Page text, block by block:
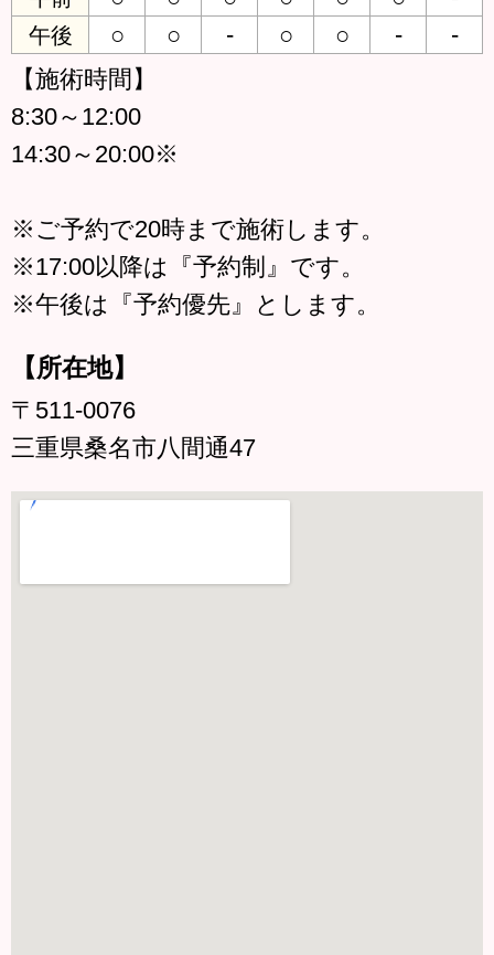
午後 ○ ○ - ○ ○ -
-
【施術時間】
8:30～12:00
14:30～20:00※
※ご予約で20時まで施術します。
※17:00以降は『予約制』です。
※午後は『予約優先』とします。
【所在地】
〒511-0076
三重県桑名市八間通47